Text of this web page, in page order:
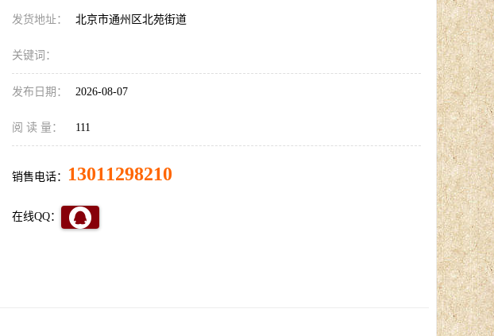
发货地址： 北京市通州区北苑街道
关键词：
发布日期： 2026-08-07
阅 读 量： 111
销售电话： 13011298210
在线QQ：